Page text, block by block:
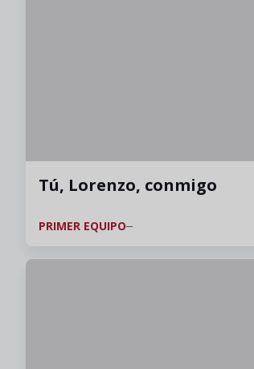
Tú, Lorenzo, conmigo
PRIMER EQUIPO